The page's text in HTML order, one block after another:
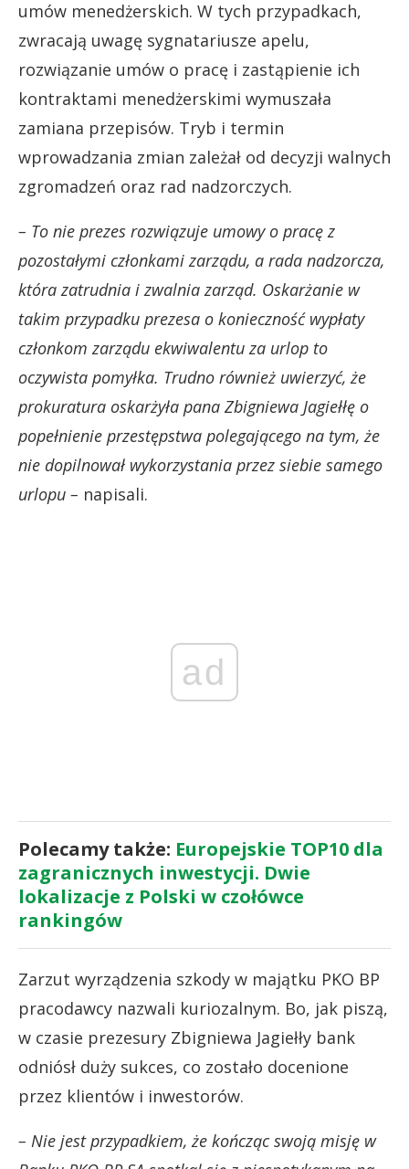
umów menedżerskich. W tych przypadkach,
zwracają uwagę sygnatariusze apelu,
rozwiązanie umów o pracę i zastąpienie ich
kontraktami menedżerskimi wymuszała
zamiana przepisów. Tryb i termin
wprowadzania zmian zależał od decyzji walnych
zgromadzeń oraz rad nadzorczych.
– To nie prezes rozwiązuje umowy o pracę z
pozostałymi członkami zarządu, a rada nadzorcza,
która zatrudnia i zwalnia zarząd. Oskarżanie w
takim przypadku prezesa o konieczność wypłaty
członkom zarządu ekwiwalentu za urlop to
oczywista pomyłka. Trudno również uwierzyć, że
prokuratura oskarżyła pana Zbigniewa Jagiełłę o
popełnienie przestępstwa polegającego na tym, że
nie dopilnował wykorzystania przez siebie samego
urlopu – napisali.
ad
Polecamy także: Europejskie TOP10 dla
zagranicznych inwestycji. Dwie
lokalizacje z Polski w czołówce
rankingów
Zarzut wyrządzenia szkody w majątku PKO BP
pracodawcy nazwali kuriozalnym. Bo, jak piszą,
w czasie prezesury Zbigniewa Jagiełły bank
odniósł duży sukces, co zostało docenione
przez klientów i inwestorów.
– Nie jest przypadkiem, że kończąc swoją misję w